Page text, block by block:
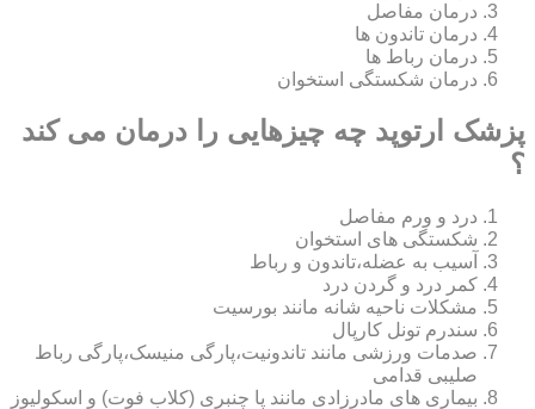
درمان مفاصل
درمان تاندون ها
درمان رباط ها
درمان شکستگی استخوان
پزشک ارتوپد چه چیزهایی را درمان می کند
؟
درد و ورم مفاصل
شکستگی های استخوان
آسیب به عضله،تاندون و رباط
کمر درد و گردن درد
مشکلات ناحیه شانه مانند بورسیت
سندرم تونل کارپال
صدمات ورزشی مانند تاندونیت،پارگی منیسک،پارگی رباط
صلیبی قدامی
بیماری های مادرزادی مانند پا چنبری (کلاب فوت) و اسکولیوز